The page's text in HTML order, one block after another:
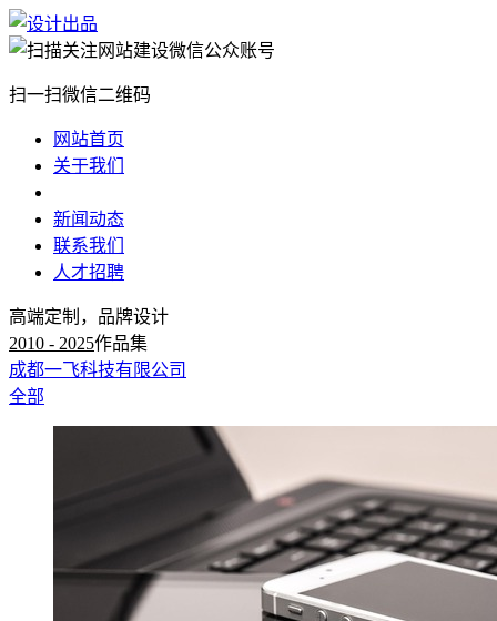
扫一扫微信二维码
网站首页
关于我们
新闻动态
联系我们
人才招聘
高端定制，品牌设计
2010 - 2025作品集
成都一飞科技有限公司
全部